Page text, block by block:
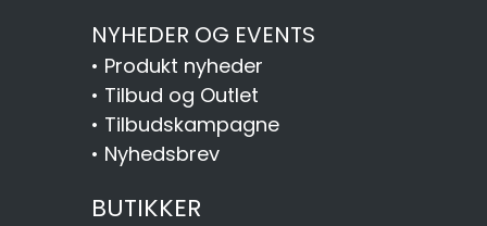
NYHEDER OG EVENTS
• Produkt nyheder
• Tilbud og Outlet
• Tilbudskampagne
• Nyhedsbrev
BUTIKKER